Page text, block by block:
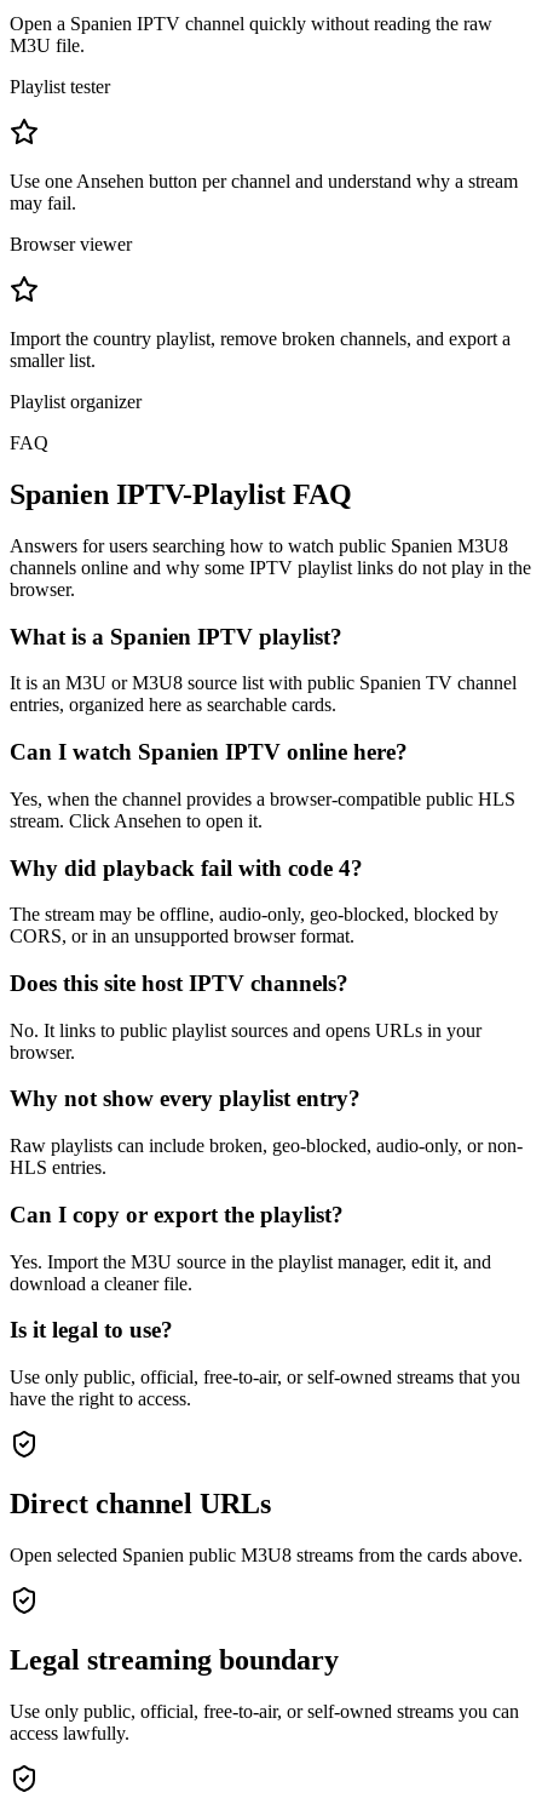
Open a Spanien IPTV channel quickly without reading the raw
M3U file.
Playlist tester
Use one Ansehen button per channel and understand why a stream
may fail.
Browser viewer
Import the country playlist, remove broken channels, and export a
smaller list.
Playlist organizer
FAQ
Spanien IPTV-Playlist FAQ
Answers for users searching how to watch public Spanien M3U8
channels online and why some IPTV playlist links do not play in the
browser.
What is a Spanien IPTV playlist?
It is an M3U or M3U8 source list with public Spanien TV channel
entries, organized here as searchable cards.
Can I watch Spanien IPTV online here?
Yes, when the channel provides a browser-compatible public HLS
stream. Click Ansehen to open it.
Why did playback fail with code 4?
The stream may be offline, audio-only, geo-blocked, blocked by
CORS, or in an unsupported browser format.
Does this site host IPTV channels?
No. It links to public playlist sources and opens URLs in your
browser.
Why not show every playlist entry?
Raw playlists can include broken, geo-blocked, audio-only, or non-
HLS entries.
Can I copy or export the playlist?
Yes. Import the M3U source in the playlist manager, edit it, and
download a cleaner file.
Is it legal to use?
Use only public, official, free-to-air, or self-owned streams that you
have the right to access.
Direct channel URLs
Open selected Spanien public M3U8 streams from the cards above.
Legal streaming boundary
Use only public, official, free-to-air, or self-owned streams you can
access lawfully.